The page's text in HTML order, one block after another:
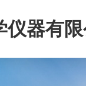
仪器有